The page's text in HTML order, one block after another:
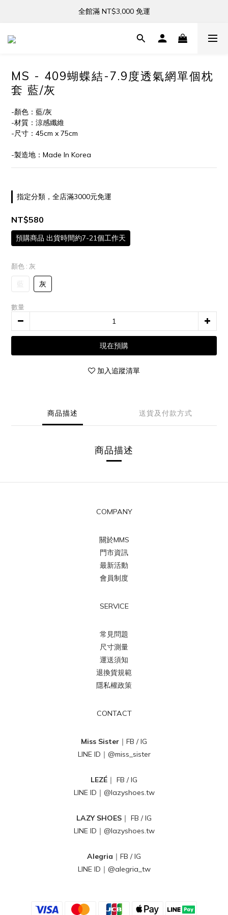
新註冊會員贈 NT$100 禮金
全館滿 NT$3,000 免運
新註冊會員贈 NT$100 禮金
MS - 409蝴蝶結-7.9度透氣網單個枕
套 藍/灰
-顏色：藍/灰
-材質：涼感纖維
-尺寸：45cm x 75cm
-製造地：Made In Korea
指定分類，全店滿3000元免運
NT$580
預購商品 出貨時間約7-21個工作天
顏色 : 灰
藍 灰
數量
現在預購
加入追蹤清單
商品描述 送貨及付款方式
商品描述
COMPANY
關於MMS
門市資訊
最新活動
會員制度
SERVICE
常見問題
尺寸測量
運送須知
退換貨規範
隱私權政策
CONTACT
Miss Sister ｜ FB /IG
LINE ID｜ @miss_sister
LEZÉ ｜ FB /IG
LINE ID｜ @lazyshoes.tw
LAZY SHOES ｜ FB /IG
LINE ID｜ @lazyshoes.tw
Alegria ｜ FB /IG
LINE ID｜ @alegria_tw